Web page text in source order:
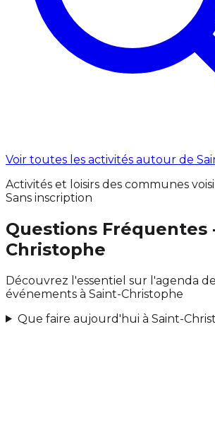
Voir toutes les activités autour de
Activités et loisirs des communes
Sans inscription
Questions Fréquentes
Christophe
Découvrez l'essentiel sur l'agenda
événements à Saint-Christophe
Que faire aujourd'hui à Saint-